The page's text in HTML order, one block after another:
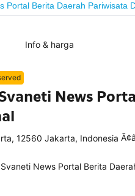
Portal Berita Daerah Pariwisata
Info & harga
News
12560 Jakarta, Indonesia